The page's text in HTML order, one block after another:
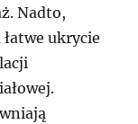
Nadto,
ukrycie